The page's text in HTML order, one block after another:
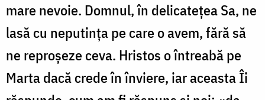
mare nevoie. Domnul, în delicatețea Sa, ne
lasă cu neputința pe care o avem, fără să
ne reproșeze ceva. Hristos o întreabă pe
Marta dacă crede în înviere, iar aceasta Îi